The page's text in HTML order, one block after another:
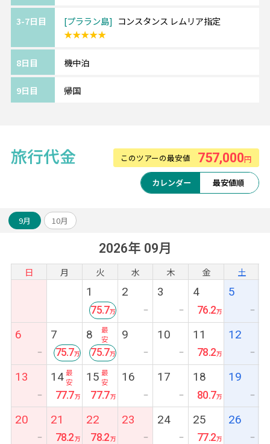
3-7日目 プララン島
コンスタンス レムリア指定
★★★★★
8日目 機中泊
9日目 帰国
旅行代金 このツアーの最安値 757,000円
カレンダー 最安値順
9月 10月
2026年 09月
日 月 火 水 木 金 土
1
最
安
75.7
2
ー
3
ー
4
76.2
5
ー
6
ー
7
最
安
75.7
8
最
安
75.7
9
ー
10
ー
11
78.2
12
ー
13
ー
14
77.7
15
77.7
16
ー
17
ー
18
80.7
19
ー
20
ー
21
78.2
22
78.2
23
ー
24
ー
25
77.2
26
ー